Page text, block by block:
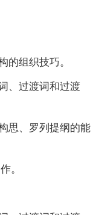
的组织技巧。
、过渡词和过渡
思、罗列提纲的能
。